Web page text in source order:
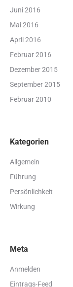
Juni 2016
Mai 2016
April 2016
Februar 2016
Dezember 2015
September 2015
Februar 2010
Kategorien
Allgemein
Führung
Persönlichkeit
Wirkung
Meta
Anmelden
Eintrags-Feed